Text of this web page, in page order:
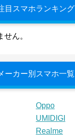
目スマホランキング
ん。
ーカー別スマホ一覧
Oppo
UMIDIGI
Realme